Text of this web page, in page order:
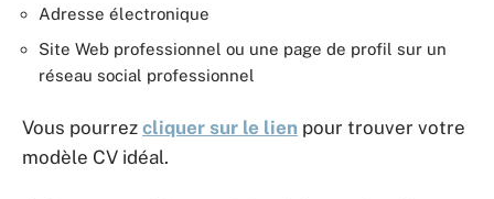
Adresse électronique
Site Web professionnel ou une page de profil sur un
réseau social professionnel
Vous pourrez cliquer sur le lien pour trouver votre
modèle CV idéal.